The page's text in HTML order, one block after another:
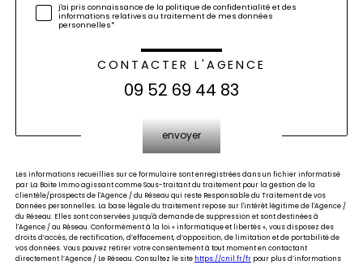
j'ai pris connaissance de la politique de confidentialité et des
informations relatives au traitement de mes données
personnelles*
CONTACTER L'AGENCE
09 52 69 44 83
envoyer
Les informations recueillies sur ce formulaire sont enregistrées dans un fichier informatisé
par La Boite Immo agissant comme Sous-traitant du traitement pour la gestion de la
clientèle/prospects de l'Agence / du Réseau qui reste Responsable du Traitement de vos
Données personnelles. La base légale du traitement repose sur l'intérêt légitime de l'Agence /
du Réseau. Elles sont conservées jusqu'à demande de suppression et sont destinées à
l'Agence / au Réseau. Conformément à la loi « informatique et libertés », vous disposez des
droits d’accès, de rectification, d’effacement, d’opposition, de limitation et de portabilité de
vos données. Vous pouvez retirer votre consentement à tout moment en contactant
directement l’Agence / Le Réseau. Consultez le site https://cnil.fr/fr pour plus d’informations